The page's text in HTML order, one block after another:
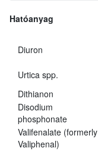
Hatóanyag
Diuron
Urtica spp.
Dithianon
Disodium
phosphonate
Valifenalate (formerly
Valiphenal)